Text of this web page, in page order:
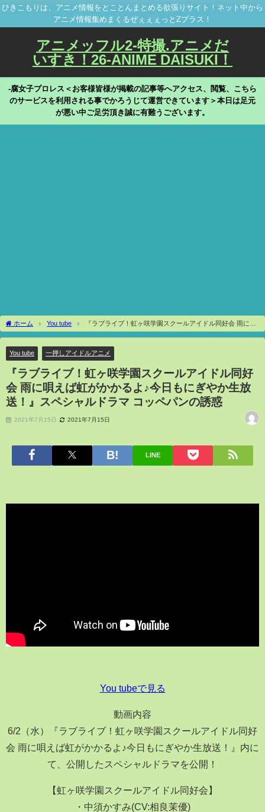
ひきこもりは、アニメ情報をとことんまとめる欲張りサイト！ネット中から
アニメ情報集めまくるぜぇぇぇっとZプラス！
アニメッフル2-特撮.アニメだ
いすき！26-ANIME DAISUKI！
-腐女子プロレス＜お客様皆様が掲載の記事等へアクセス、閲覧、こちら
のサービスを利用される事でかろうじて運営できています＞本日は足元
が悪い中ご足労頂き誠に有難うございます。
ホーム You tube
『ラブライブ！虹ヶ咲学園スクールアイドル同好会 雨に唄
えば虹がかかるよ♪今日もにぎやか生放送！』スペシャルドラマ コッペパンの誘惑
You tube 一押しアイドルアニメ
『ラブライブ！虹ヶ咲学園スクールアイドル同好
会 雨に唄えば虹がかかるよ♪今日もにぎやか生放
送！』スペシャルドラマ コッペパンの誘惑
2021年7月15日 2021年7月15日
LINE
You tubeで見る
動画内容
6/2（水）『ラブライブ！虹ヶ咲学園スクールアイドル同好
会 雨に唄えば虹がかかるよ♪今日もにぎやか生放送！』内に
て、公開したスペシャルドラマを公開！
【虹ヶ咲学園スクールアイドル同好会】
・中須かすみ(CV:相良茉優)